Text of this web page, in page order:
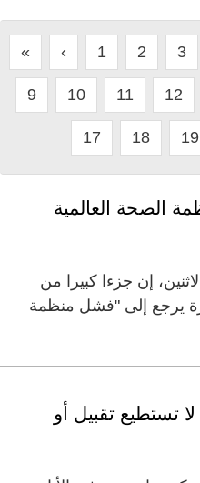
« ‹ 1 2 3
9 10 11 12
17 18 19
الصحة العالمية
إن جزءا كبيرا من
يرجع إلى "فشل منظمة
تستطيع تقبيل أو